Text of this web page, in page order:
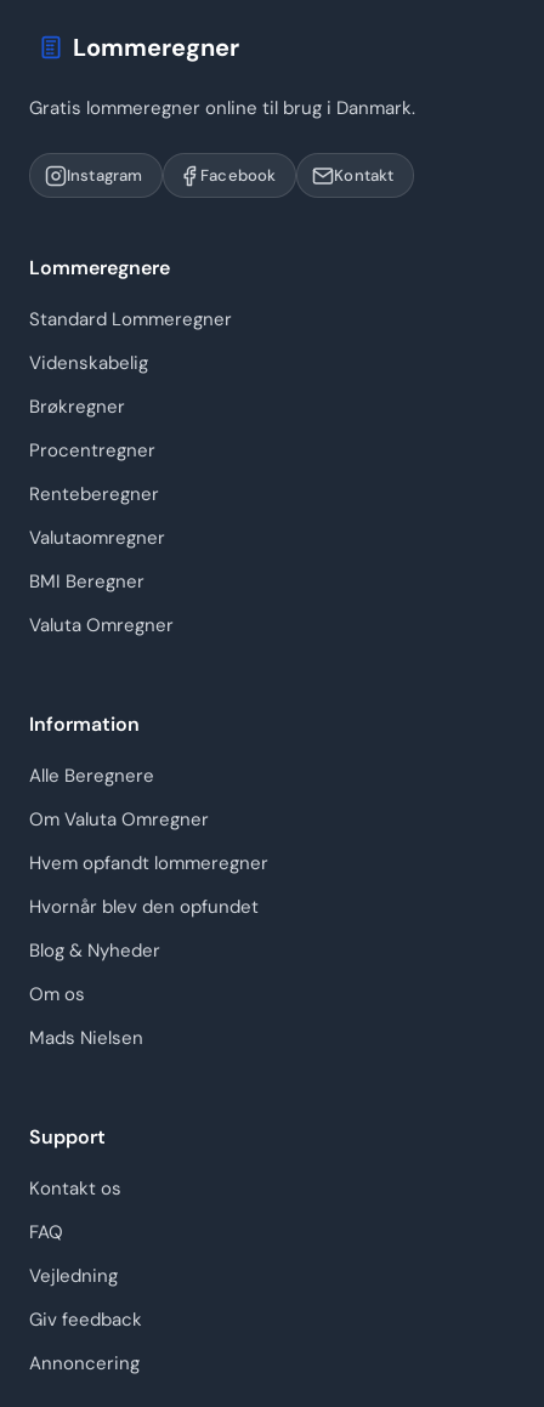
Lommeregner
Gratis lommeregner online til brug i Danmark.
Instagram Facebook Kontakt
Lommeregnere
Standard Lommeregner
Videnskabelig
Brøkregner
Procentregner
Renteberegner
Valutaomregner
BMI Beregner
Valuta Omregner
Information
Alle Beregnere
Om Valuta Omregner
Hvem opfandt lommeregner
Hvornår blev den opfundet
Blog & Nyheder
Om os
Mads Nielsen
Support
Kontakt os
FAQ
Vejledning
Giv feedback
Annoncering